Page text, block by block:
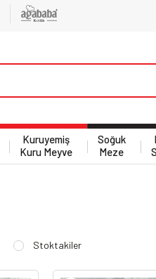
Kuruyemiş
Kuru Meyve
Soğuk
Meze
Stoktakiler